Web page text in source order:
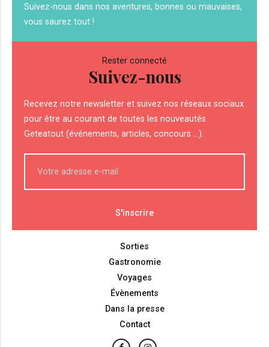
Suivez-nous dans nos aventures, bonnes ou mauvaises,
vous saurez tout !
Rester connecté
Suivez-nous
Recevez notre newsletter et suivez nos réseaux sociaux
pour être au courant de toutes les nouveautés
Geteatout (événements, articles, concours ...).
Sorties
Gastronomie
Voyages
Évènements
Dans la presse
Contact